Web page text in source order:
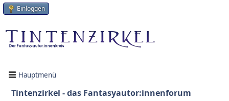
Einloggen
Hauptmenü
Tintenzirkel - das Fantasyautor:innenforum